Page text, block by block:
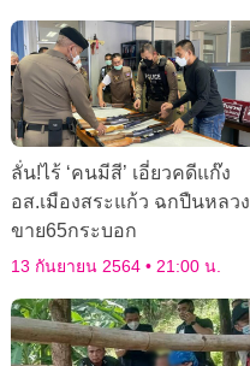
ลั่น!ไร้ ‘คนมีสี’ เอี่ยวคดีแก๊ง
อส.เมืองสระแก้ว ฉกปืนหลวง
ขาย65กระบอก
13 กันยายน 2564 21:00 น.